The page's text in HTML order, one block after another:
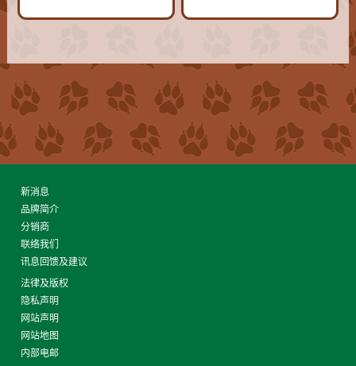
新消息
品牌简介
分销商
联络我们
讯息回馈及建议
法律及版权
隐私声明
网站声明
网站地图
内部电邮